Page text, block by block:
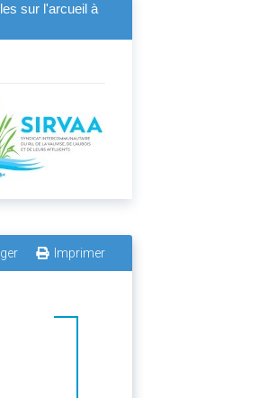
sur l'arcueil à
Imprimer